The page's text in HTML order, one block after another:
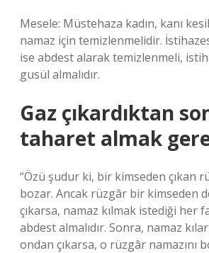
Mesele: Müstehaza kadın, kanı
namaz için temizlenmelidir.
ise abdest alarak temizlenmeli,
gusül almalıdır.
Gaz çıkardıktan
taharet almak
“Özü şudur ki, bir kimseden çıkan
bozar. Ancak rüzgâr bir kimseden
çıkarsa, namaz kılmak istediği her
abdest almalıdır. Sonra, namaz
ondan çıkarsa, o rüzgâr namazını